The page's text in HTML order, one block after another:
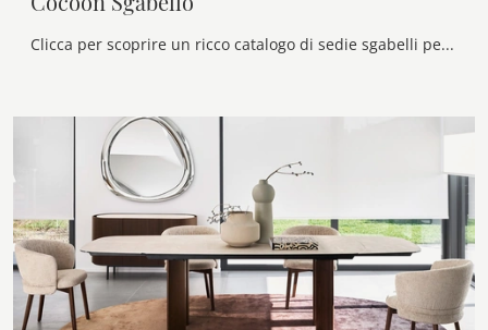
Clicca per scoprire un ricco catalogo di sedie sgabelli per stanze design: il modello Cocoon Sgabello di Calligaris ti attende!